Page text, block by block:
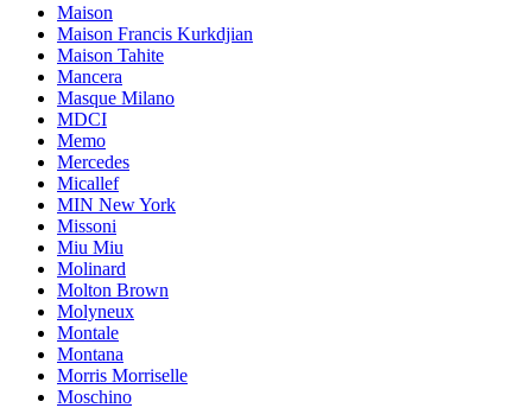
Maison
Maison Francis Kurkdjian
Maison Tahite
Mancera
Masque Milano
MDCI
Memo
Mercedes
Micallef
MIN New York
Missoni
Miu Miu
Molinard
Molton Brown
Molyneux
Montale
Montana
Morris Morriselle
Moschino